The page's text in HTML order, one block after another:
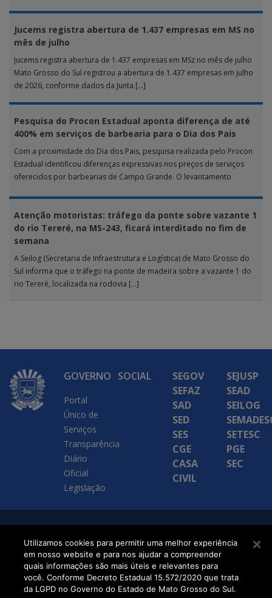
Jucems registra abertura de 1.437 empresas em MS no
mês de julho
Jucems registra abertura de 1.437 empresas em MSz no mês de julho
Mato Grosso do Sul registrou a abertura de 1.437 empresas em julho
de 2026, conforme dados da Junta […]
Pesquisa do Procon Estadual aponta diferença de até
400% em serviços de barbearia para o Dia dos Pais
Com a proximidade do Dia dos Pais, pesquisa realizada pelo Procon
Estadual identificou diferenças expressivas nos preços de serviços
oferecidos por barbearias de Campo Grande. O levantamento
Atenção motoristas: tráfego da ponte sobre vazante 1
do rio Tereré, na MS-243, ficará interditado no fim de
semana
A Seilog (Secretaria de Infraestrutura e Logística) de Mato Grosso do
Sul informa que o tráfego na ponte de madeira sobre a vazante 1 do
rio Tereré, localizada na rodovia […]
GOVERNO
Portal
Único de
Serviços
Transparência
Diário
Oficial
Legislação
SOCIAL
SEGOV
SEFAZ
SAD
SED
SES
CGE
CASA
CIVIL
SEJUSP
SEAD
SEILOG
SETESC
PGE
SEC
Executiva de
Transformação Digital
Utilizamos cookies para permitir uma melhor experiência
em nosso website e para nos ajudar a compreender
quais informações são mais úteis e relevantes para
você. Conforme Decreto Estadual 15.572/2020 que trata
da LGPD no Governo do Estado de Mato Grosso do Sul.